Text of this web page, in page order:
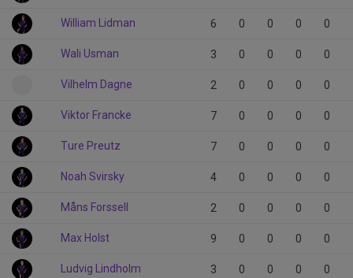
William Lidman 6 0 0 0 0
Wali Usman 3 0 0 0 0
Vilhelm Dagne 2 0 0 0 0
Viktor Francke 7 0 0 0 0
Ture Preutz 7 0 0 0 0
Noah Svirsky 4 0 0 0 0
Måns Forssell 2 0 0 0 0
Max Holst 9 0 0 0 0
Ludvig Lindholm 3 0 0 0 0